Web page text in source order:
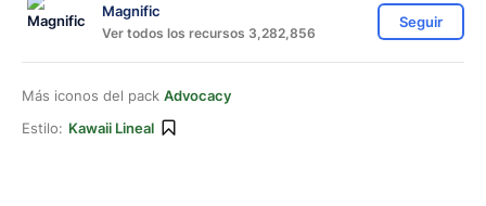
Magnific
Ver todos los recursos 3,282,856
Seguir
Más iconos del pack Advocacy
Estilo: Kawaii Lineal